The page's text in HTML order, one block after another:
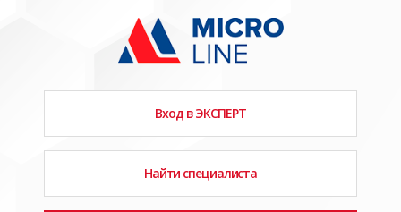
Вход в ЭКСПЕРТ
Найти специалиста